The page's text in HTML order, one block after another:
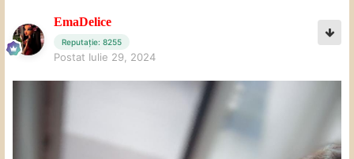
EmaDelice
Reputație: 8255
Postat Iulie 29, 2024